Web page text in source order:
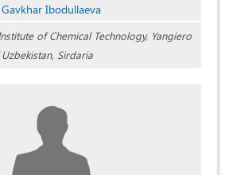
Gavkhar Ibodullaeva
of Chemical Technology, Yangiero
Sirdaria